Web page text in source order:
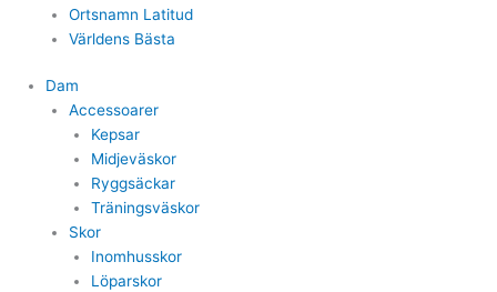
Ortsnamn Latitud
Världens Bästa
Dam
Accessoarer
Kepsar
Midjeväskor
Ryggsäckar
Träningsväskor
Skor
Inomhusskor
Löparskor